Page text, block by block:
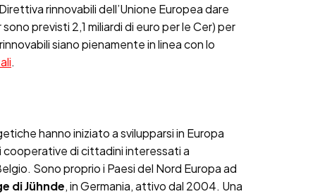
rinnovabili dell’Unione Europea dare
previsti 2,1 miliardi di euro per le Cer) per
siano pienamente in linea con lo
.
hanno iniziato a svilupparsi in Europa
cooperative di cittadini interessati a
Sono proprio i Paesi del Nord Europa ad
di Jühnde, in Germania, attivo dal 2004. Una